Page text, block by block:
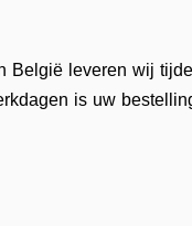
België leveren wij
is uw